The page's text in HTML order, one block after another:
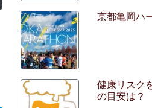
京都亀岡ハ
健康リスク
の目安は？